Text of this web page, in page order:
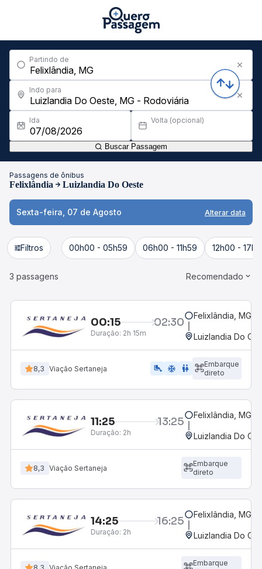
Partindo de
Indo para
Ida Volta (opcional)
Buscar Passagem
Passagens de ônibus
Felixlândia Luizlandia Do Oeste
Sexta-feira, 07 de Agosto Alterar data
Filtros 00h00 - 05h59 06h00 - 11h59 12h00 -
3 passagens Recomendado
00:15 02:30
Duração: 2h 15m
Felixlândia, MG
Luizlandia Do
8,3 Viação Sertaneja airline_seat_legroom_extra ac_unit WC
Embarque
direto
11:25 13:25
Duração: 2h
Felixlândia, MG
Luizlandia Do
8,3 Viação Sertaneja
Embarque
direto
14:25 16:25
Duração: 2h
Felixlândia, MG
Luizlandia Do
8,3 Viação Sertaneja
Embarque